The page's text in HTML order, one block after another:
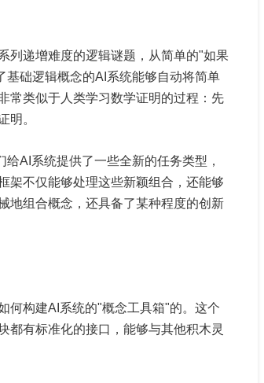
列递增难度的逻辑谜题，从简单的"如果
础逻辑概念的AI系统能够自动将简单
常类似于人类学习数学证明的过程：先
明。
AI系统提供了一些全新的任务类型，
架不仅能够处理这些新颖组合，还能够
地组合概念，还具备了某种程度的创新
何构建AI系统的"概念工具箱"的。这个
都有标准化的接口，能够与其他积木灵